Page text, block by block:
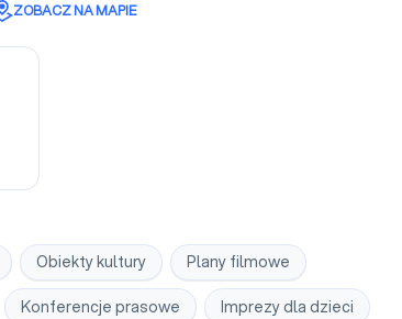
ZOBACZ NA MAPIE
Obiekty kultury Plany filmowe
Konferencje prasowe Imprezy dla dzieci